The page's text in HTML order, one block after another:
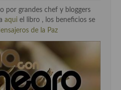
por grandes chef y bloggers
aqui el libro , los beneficios se
de la Paz